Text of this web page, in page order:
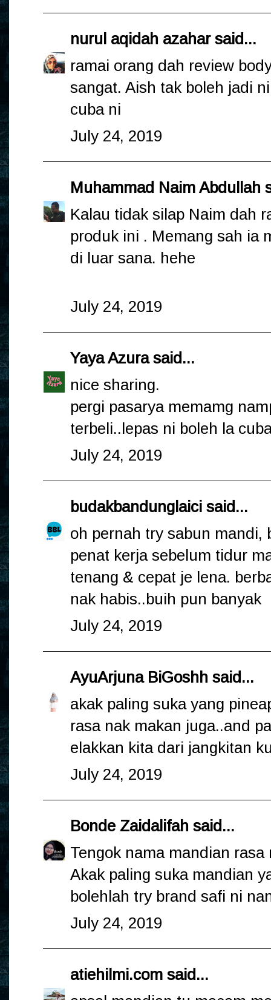
nurul aqidah azaharsaid...
ramai orang dah review
sangat. Aish tak boleh jadi
cuba ni
July 24, 2019
Muhammad Naim Abdullah
Kalau tidak silap Naim dah
produk ini . Memang sah ia
di luar sana. hehe
July 24, 2019
Yaya Azurasaid...
nice sharing.
pergi pasarya memamg
terbeli..lepas ni boleh la
July 24, 2019
budakbandunglaici said...
oh pernah try sabun mandi,
penat kerja sebelum tidur
tenang & cepat je lena.
nak habis..buih pun banyak
July 24, 2019
AyuArjuna BiGoshh said...
akak paling suka yang
rasa nak makan juga..and
elakkan kita dari jangkitan
July 24, 2019
Bonde Zaidalifah said...
Tengok nama mandian
Akak paling suka mandian
bolehlah try brand safi ni
July 24, 2019
atiehilmi.com said...